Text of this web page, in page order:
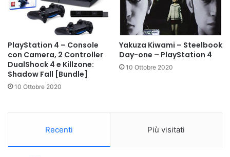
PlayStation 4 – Console
con Camera, 2 Controller
DualShock 4 e Killzone:
Shadow Fall [Bundle]
10 Ottobre 2020
Yakuza Kiwami – Steelbook
Day-one – PlayStation 4
10 Ottobre 2020
Recenti Più visitati